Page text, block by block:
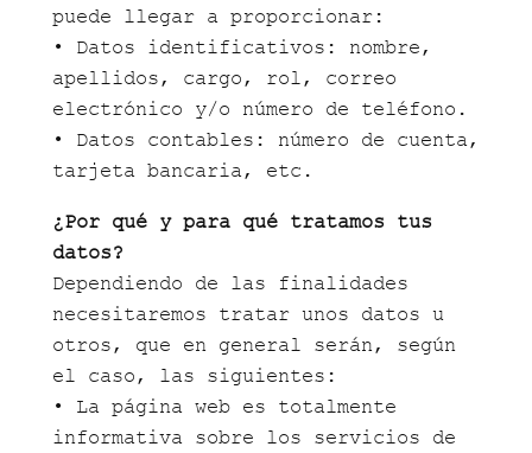
puede llegar a proporcionar:
• Datos identificativos: nombre,
apellidos, cargo, rol, correo
electrónico y/o número de teléfono.
• Datos contables: número de cuenta,
tarjeta bancaria, etc.
¿Por qué y para qué tratamos tus
datos?
Dependiendo de las finalidades
necesitaremos tratar unos datos u
otros, que en general serán, según
el caso, las siguientes:
• La página web es totalmente
informativa sobre los servicios de